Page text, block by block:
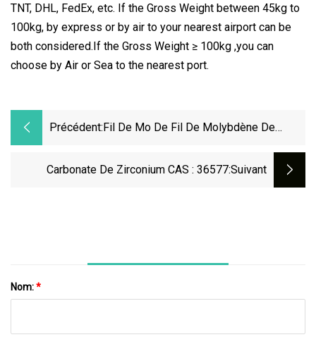
TNT, DHL, FedEx, etc. If the Gross Weight between 45kg to
100kg, by express or by air to your nearest airport can be
both considered.If the Gross Weight ≥ 100kg ,you can
choose by Air or Sea to the nearest port.
Précédent: Fil De Mo De Fil De Molybdène De
Carbonate De Zirconium CAS : 36577:suivant
Nom:*